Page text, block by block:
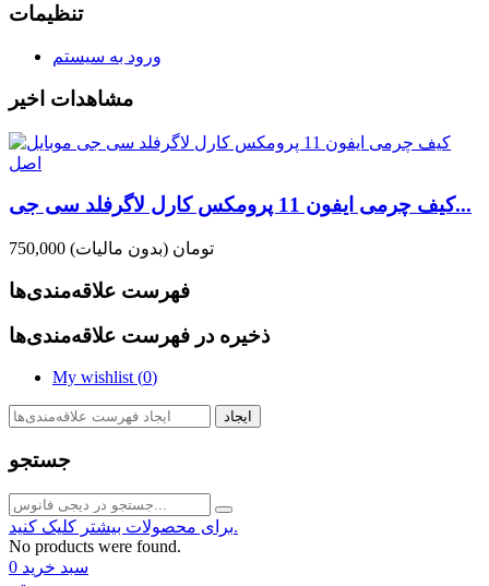
تنظیمات
ورود به سیستم
مشاهدات اخیر
کیف چرمی ایفون 11 پرومکس کارل لاگرفلد سی جی...
750,000 تومان (بدون مالیات)
فهرست علاقه‌مندی‌ها
ذخیره در فهرست علاقه‌مندی‌ها
My wishlist (0)
ایجاد
جستجو
برای محصولات بیشتر کلیک کنید.
No products were found.
سبد خرید 0